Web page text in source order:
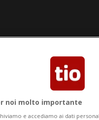
noi molto importante
e accediamo ai dati